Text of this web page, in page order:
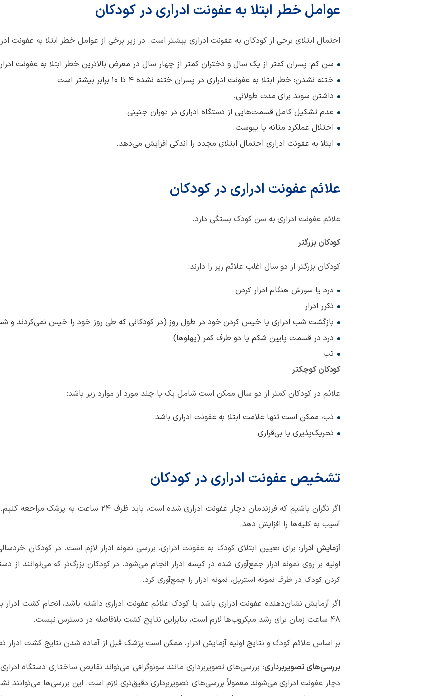
عوامل خطر ابتلا به عفونت ادراری در کودکان
احتمال ابتلای برخی از کودکان به عفونت ادراری بیشتر است. در زیر برخی از عوامل خطر ابتلا به عفونت
سن کم: پسران کمتر از یک سال و دختران کمتر از چهار سال در معرض بالاترین خطر ابتلا به عفونت
ختنه نشدن: خطر ابتلا به عفونت ادراری در پسران ختنه نشده 4 تا 10 برابر بیشتر است.
داشتن سوند برای مدت طولانی.
عدم تشکیل کامل قسمت‌هایی از دستگاه ادراری در دوران جنینی.
اختلال عملکرد مثانه یا یبوست.
ابتلا به عفونت ادراری احتمال ابتلای مجدد را اندکی افزایش می‌دهد.
علائم عفونت ادراری در کودکان
علائم عفونت ادراری به سن کودک بستگی دارد.
کودکان بزرگتر
کودکان بزرگتر از دو سال اغلب علائم زیر را دارند:
درد یا سوزش هنگام ادرار کردن
تکرر ادرار
بازگشت شب ادراری یا خیس کردن خود در طول روز (در کودکانی که طی روز خود را خیس نمی‌کردند و
درد در قسمت پایین شکم یا دو طرف کمر (پهلوها)
تب
کودکان کوچکتر
علائم در کودکان کمتر از دو سال ممکن است شامل یک یا چند مورد از موارد زیر باشد:
تب، ممکن است تنها علامت ابتلا به عفونت ادراری باشد.
تحریک‌پذیری یا بی‌قراری
تشخیص عفونت ادراری در کودکان
اگر نگران باشیم که فرزندمان دچار عفونت ادراری شده
آسیب به کلیه‌ها را افزایش دهد.
آزمایش ادرار: برای تعیین ابتلای کودک به عفونت ادراری، بررسی نمونه ادرار لازم است. در کودکان
اولیه بر روی نمونه ادرار جمع‌آوری شده در کیسه ادرار انجام می‌شود. در کودکان بزرگ‌تر که می‌توانند از
کردن کودک در ظرف نمونه استریل، نمونه ادرار را جمع‌آوری کرد.
اگر آزمایش نشان‌دهنده عفونت ادراری باشد یا کودک علائم عفونت ادراری داشته باشد، انجام کشت ادرار
48 ساعت زمان برای رشد میکروب‌ها لازم است، بنابراین نتایج کشت بلافاصله در دسترس نیست.
بر اساس علائم کودک و نتایج اولیه آزمایش ادرار، ممکن است پزشک قبل از آماده شدن نتایج کشت ادرار
بررسی‌های تصویربرداری: بررسی‌های تصویربرداری مانند سونوگرافی می‌تواند نقایص ساختاری دستگاه
دچار عفونت ادراری می‌شوند معمولاً بررسی‌های تصویربرداری دقیق‌تری لازم است. این بررسی‌ها می‌توانند